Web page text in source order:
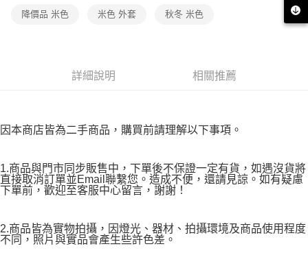
【注意事項】
１．透過由恩沛科技股份有限公司提供之「AFTEE先享後付」服務完成之交
https://aftee.tw/terms/#terms3
３．未成年的使用者請事先徵得法定代理人或監護人之同意方可使用
時審查核予不同之上限額度；若仍有額度不足之情形，本公司將視審查結果
恩沛科技股份有限公司將有權停止該用戶之使用額度並採取法律行動。
降價品 米色 米色 外套 秋冬 米色
詳細說明 相關推薦
因本商店皆為二手商品，購買前請理解以下事項。
1.商品與門市同步販售中，下單後不保證一定有貨，如遇沒貨將
直接取消訂單並Email聯繫您。造成不便，還請見諒。如有疑慮
下單前，歡迎至客服中心留言，謝謝！
2.商品皆為實物拍攝，因燈光、器材、拍攝環境及商品使用程度
不同，照片與實品會產生些許色差。